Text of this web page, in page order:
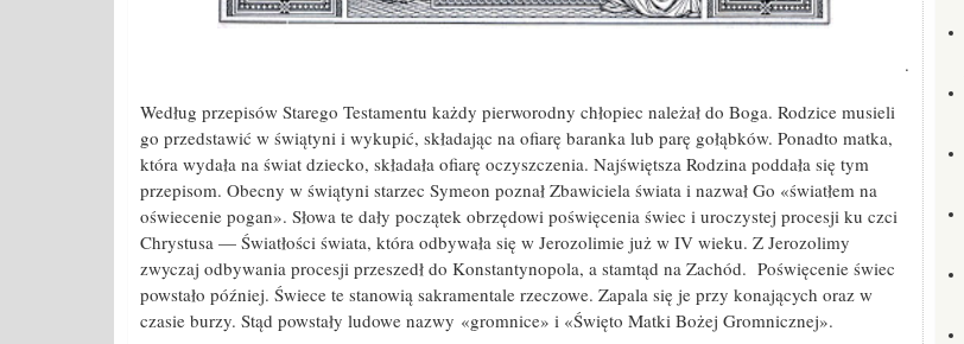
.
Według przepisów Starego Testamentu każdy pierworodny chłopiec należał do Boga. Rodzice musieli
go przedstawić w świątyni i wykupić, składając na ofiarę baranka lub parę gołąbków. Ponadto matka,
która wydała na świat dziecko, składała ofiarę oczyszczenia. Najświętsza Rodzina poddała się tym
przepisom. Obecny w świątyni starzec Symeon poznał Zbawiciela świata i nazwał Go «światłem na
oświecenie pogan». Słowa te dały początek obrzędowi poświęcenia świec i uroczystej procesji ku czci
Chrystusa — Światłości świata, która odbywała się w Jerozolimie już w IV wieku. Z Jerozolimy
zwyczaj odbywania procesji przeszedł do Konstantynopola, a stamtąd na Zachód. Poświęcenie świec
powstało później. Świece te stanowią sakramentale rzeczowe. Zapala się je przy konających oraz w
czasie burzy. Stąd powstały ludowe nazwy «gromnice» i «Święto Matki Bożej Gromnicznej».